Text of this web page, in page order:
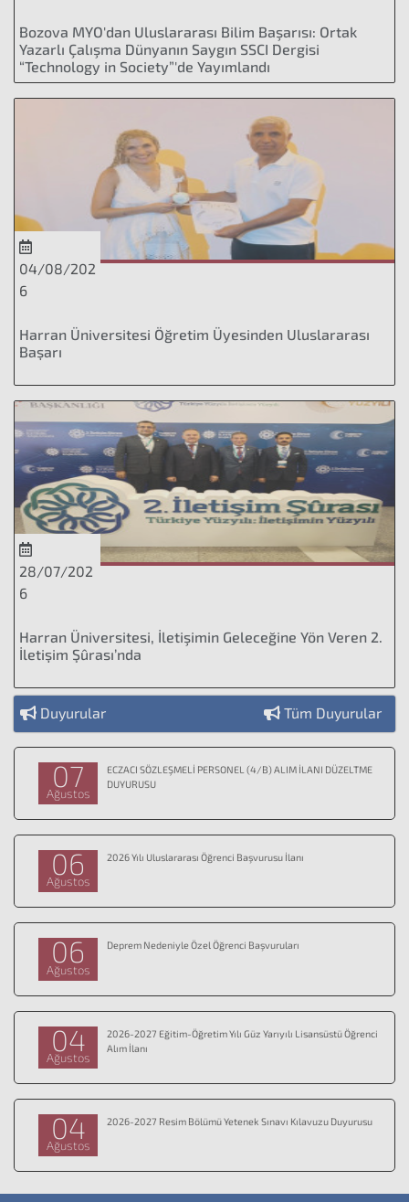
Bozova MYO'dan Uluslararası Bilim Başarısı: Ortak
Yazarlı Çalışma Dünyanın Saygın SSCI Dergisi
“Technology in Society”'de Yayımlandı
04/08/202
6
Harran Üniversitesi Öğretim Üyesinden Uluslararası
Başarı
28/07/202
6
Harran Üniversitesi, İletişimin Geleceğine Yön Veren 2.
İletişim Şûrası’nda
Duyurular Tüm Duyurular
07
Ağustos
ECZACI SÖZLEŞMELİ PERSONEL (4/B) ALIM İLANI DÜZELTME
DUYURUSU
06
Ağustos
2026 Yılı Uluslararası Öğrenci Başvurusu İlanı
06
Ağustos
Deprem Nedeniyle Özel Öğrenci Başvuruları
04
Ağustos
2026-2027 Eğitim-Öğretim Yılı Güz Yarıyılı Lisansüstü Öğrenci
Alım İlanı
04
Ağustos
2026-2027 Resim Bölümü Yetenek Sınavı Kılavuzu Duyurusu